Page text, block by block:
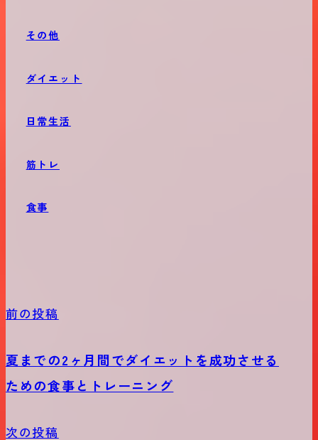
その他
ダイエット
日常生活
筋トレ
食事
前の投稿
夏までの2ヶ月間でダイエットを成功させる
ための食事とトレーニング
次の投稿